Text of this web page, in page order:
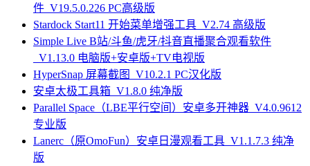
件_V19.5.0.226 PC高级版
Stardock Start11 开始菜单增强工具_V2.74 高级版
Simple Live B站/斗鱼/虎牙/抖音直播聚合观看软件
_V1.13.0 电脑版+安卓版+TV电视版
HyperSnap 屏幕截图_V10.2.1 PC汉化版
安卓太极工具箱_V1.8.0 纯净版
Parallel Space（LBE平行空间）安卓多开神器_V4.0.9612
专业版
Lanerc（原OmoFun）安卓日漫观看工具_V1.1.7.3 纯净
版